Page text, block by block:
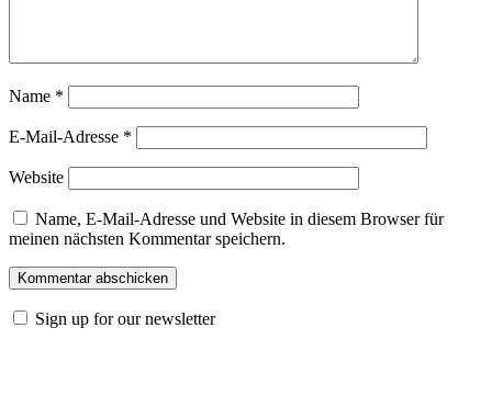
Name *
E-Mail-Adresse *
Website
Name, E-Mail-Adresse und Website in diesem Browser für
meinen nächsten Kommentar speichern.
Sign up for our newsletter